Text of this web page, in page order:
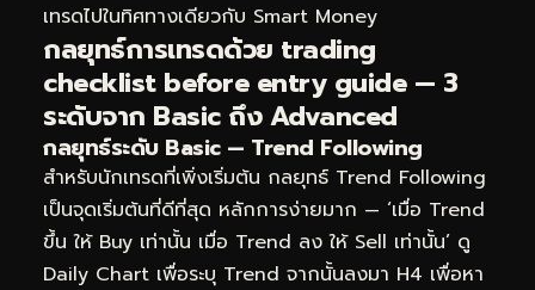
เทรดไปในทิศทางเดียวกับ Smart Money
กลยุทธ์การเทรดด้วย trading
checklist before entry guide — 3
ระดับจาก Basic ถึง Advanced
กลยุทธ์ระดับ Basic — Trend Following
สำหรับนักเทรดที่เพิ่งเริ่มต้น กลยุทธ์ Trend Following
เป็นจุดเริ่มต้นที่ดีที่สุด หลักการง่ายมาก — ‘เมื่อ Trend
ขึ้น ให้ Buy เท่านั้น เมื่อ Trend ลง ให้ Sell เท่านั้น’ ดู
Daily Chart เพื่อระบุ Trend จากนั้นลงมา H4 เพื่อหา